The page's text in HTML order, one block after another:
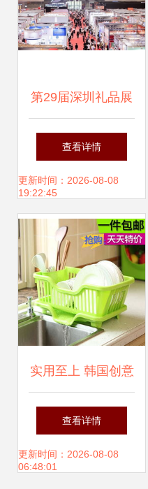
第29届深圳礼品展
暨1688源头新厂货
商人节开幕 发挥湾
区优势引领行业发
展
查看详情
更新时间：2026-08-08
19:22:45
实用至上 韩国创意
厨房收纳小百货，
点缀现代家庭日常
查看详情
更新时间：2026-08-08
06:48:01